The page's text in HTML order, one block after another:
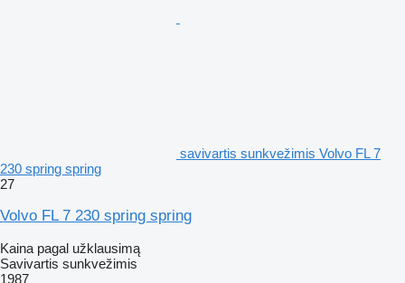
savivartis sunkvežimis Volvo FL 7
230 spring spring
27
Volvo FL 7 230 spring spring
Kaina pagal užklausimą
Savivartis sunkvežimis
1987